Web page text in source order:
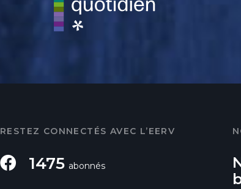
RESTEZ CONNECTÉS AVEC L’EERV
1475 abonnés